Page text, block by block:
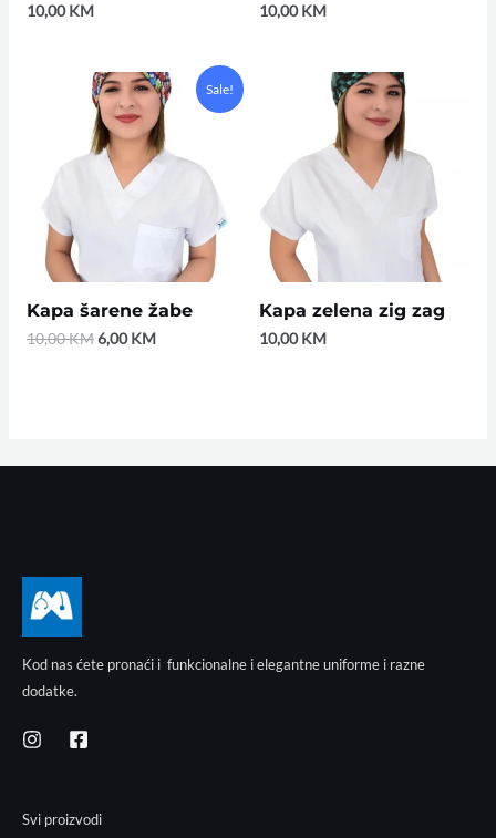
10,00KM 10,00KM
Sale!
Kapa šarene žabe
10,00KM
Original
price
was:
10,00 KM.
6,00KM
Current
price
is:
6,00 KM.
Kapa zelena zig zag
10,00KM
Kod nas ćete pronaći i funkcionalne i elegantne uniforme i razne
dodatke.
Svi proizvodi